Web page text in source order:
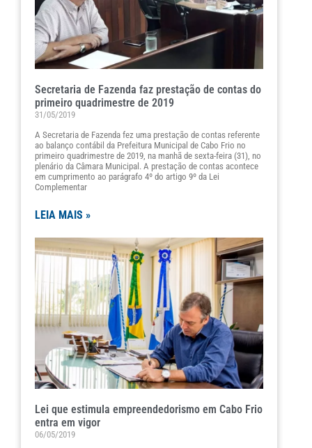
Secretaria de Fazenda faz prestação de contas do
primeiro quadrimestre de 2019
31/05/2019
A Secretaria de Fazenda fez uma prestação de contas referente
ao balanço contábil da Prefeitura Municipal de Cabo Frio no
primeiro quadrimestre de 2019, na manhã de sexta-feira (31), no
plenário da Câmara Municipal. A prestação de contas acontece
em cumprimento ao parágrafo 4º do artigo 9º da Lei
Complementar
LEIA MAIS »
Lei que estimula empreendedorismo em Cabo Frio
entra em vigor
06/05/2019